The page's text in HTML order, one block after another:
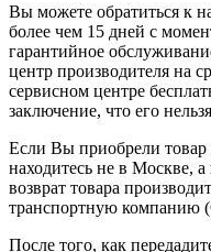
Вы можете обратиться к
более чем 15 дней с
гарантийное
центр производителя на
сервисном центре
заключение, что его
Если Вы приобрели
находитесь не в Москве,
возврат товара
транспортную компанию
После того, как